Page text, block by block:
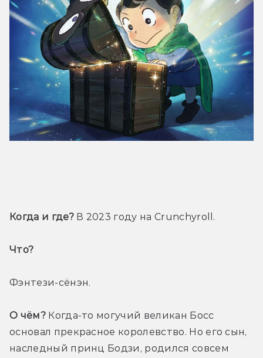
Когда и где? В 2023 году на Crunchyroll.
Что?
Фэнтези-сёнэн.
О чём? Когда-то могучий великан Босс
основал прекрасное королевство. Но его сын,
наследный принц Бодзи, родился совсем